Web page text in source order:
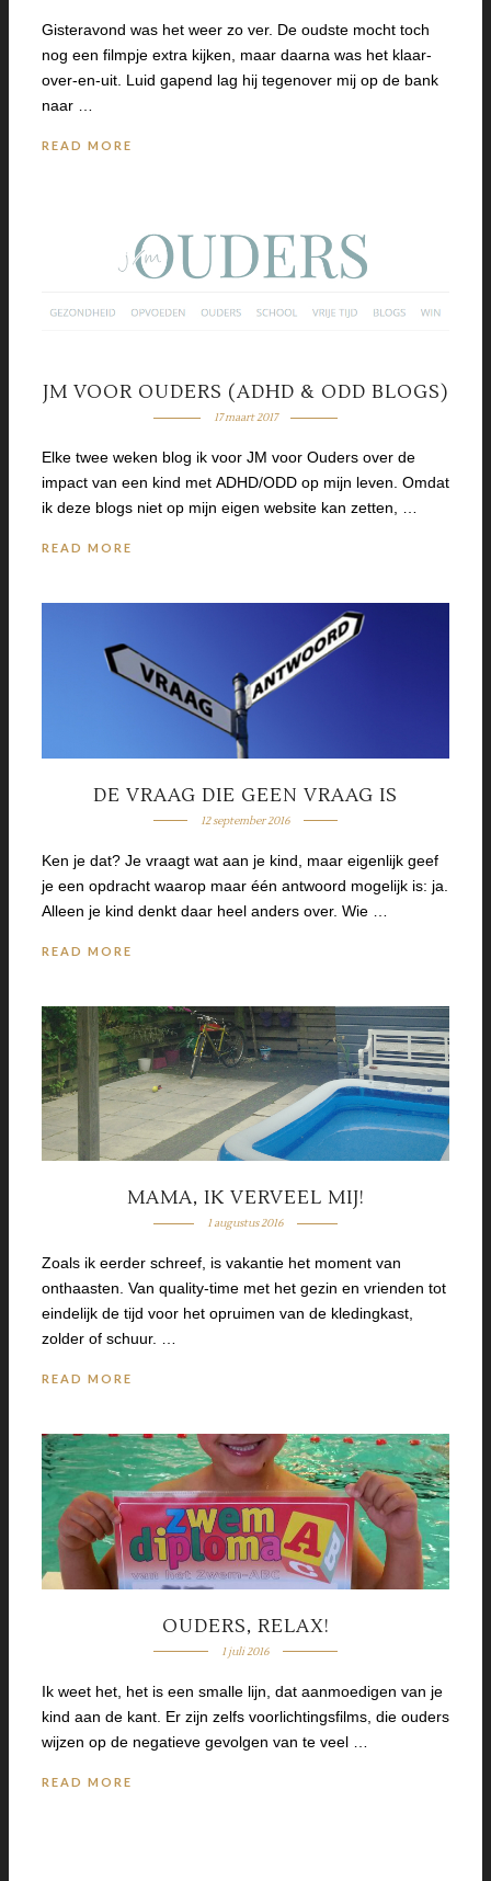
Gisteravond was het weer zo ver. De oudste mocht toch
nog een filmpje extra kijken, maar daarna was het klaar-
over-en-uit. Luid gapend lag hij tegenover mij op de bank
naar …
READ MORE
JM VOOR OUDERS (ADHD & ODD BLOGS)
17 maart 2017
Elke twee weken blog ik voor JM voor Ouders over de
impact van een kind met ADHD/ODD op mijn leven. Omdat
ik deze blogs niet op mijn eigen website kan zetten, …
READ MORE
DE VRAAG DIE GEEN VRAAG IS
12 september 2016
Ken je dat? Je vraagt wat aan je kind, maar eigenlijk geef
je een opdracht waarop maar één antwoord mogelijk is: ja.
Alleen je kind denkt daar heel anders over. Wie …
READ MORE
MAMA, IK VERVEEL MIJ!
1 augustus 2016
Zoals ik eerder schreef, is vakantie het moment van
onthaasten. Van quality-time met het gezin en vrienden tot
eindelijk de tijd voor het opruimen van de kledingkast,
zolder of schuur. …
READ MORE
OUDERS, RELAX!
1 juli 2016
Ik weet het, het is een smalle lijn, dat aanmoedigen van je
kind aan de kant. Er zijn zelfs voorlichtingsfilms, die ouders
wijzen op de negatieve gevolgen van te veel …
READ MORE